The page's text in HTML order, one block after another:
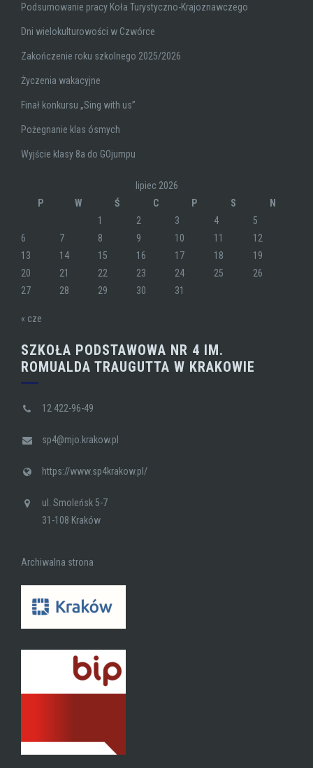
Podsumowanie pracy Koła Turystyczno-Krajoznawczego
Dni wielokulturowości w Czwórce
Zakończenie roku szkolnego 2025/2026
Życzenia wakacyjne
Finał konkursu „Sing with us”
Pożegnanie klas ósmych
Wyjście klasy 8a do GOjumpu
lipiec 2026
P
W Ś C P S
N
1
2 3 4
5
6
7 8 9 10 11
12
13
14 15 16 17 18
19
20
21 22 23 24 25
26
27
28 29 30 31
« cze
SZKOŁA PODSTAWOWA NR 4 IM.
ROMUALDA TRAUGUTTA W KRAKOWIE
12 422-96-49
sp4@mjo.krakow.pl
https://www.sp4krakow.pl/
ul. Smoleńsk 5-7
31-108 Kraków
Archiwalna strona